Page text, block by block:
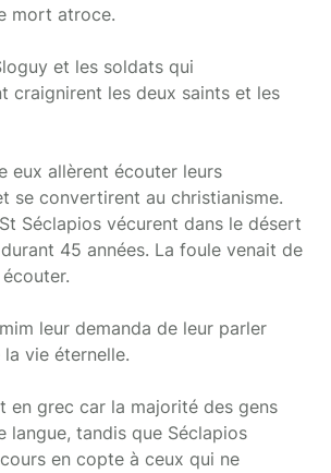
mort atroce.
et les soldats qui
craignirent les deux saints et les
eux allèrent écouter leurs
se convertirent au christianisme.
Séclapios vécurent dans le désert
45 années. La foule venait de
leur demanda de leur parler
vie éternelle.
en grec car la majorité des gens
langue, tandis que Séclapios
en copte à ceux qui ne